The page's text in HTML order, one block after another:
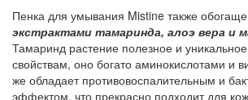
Пенка для умывания Mistine также
экстрактами тамаринда, алоэ вера и
Тамаринд растение полезное и
свойствам, оно богато аминокислотами и
же обладает противовоспалительным и
эффектом, что прекрасно подходит для